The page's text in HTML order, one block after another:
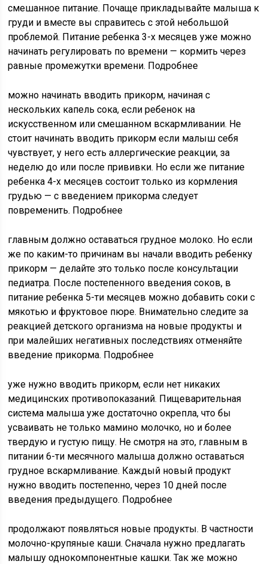
смешанное питание. Почаще прикладывайте малыша к
груди и вместе вы справитесь с этой небольшой
проблемой. Питание ребенка 3-х месяцев уже можно
начинать регулировать по времени — кормить через
равные промежутки времени. Подробнее
можно начинать вводить прикорм, начиная с
нескольких капель сока, если ребенок на
искусственном или смешанном вскармливании. Не
стоит начинать вводить прикорм если малыш себя
чувствует, у него есть аллергические реакции, за
неделю до или после прививки. Но если же питание
ребенка 4-х месяцев состоит только из кормления
грудью — с введением прикорма следует
повременить. Подробнее
главным должно оставаться грудное молоко. Но если
же по каким-то причинам вы начали вводить ребенку
прикорм — делайте это только после консультации
педиатра. После постепенного введения соков, в
питание ребенка 5-ти месяцев можно добавить соки с
мякотью и фруктовое пюре. Внимательно следите за
реакцией детского организма на новые продукты и
при малейших негативных последствиях отменяйте
введение прикорма. Подробнее
уже нужно вводить прикорм, если нет никаких
медицинских противопоказаний. Пищеварительная
система малыша уже достаточно окрепла, что бы
усваивать не только мамино молочко, но и более
твердую и густую пищу. Не смотря на это, главным в
питании 6-ти месячного малыша должно оставаться
грудное вскармливание. Каждый новый продукт
нужно вводить постепенно, через 10 дней после
введения предыдущего. Подробнее
продолжают появляться новые продукты. В частности
молочно-крупяные каши. Сначала нужно предлагать
малышу однокомпонентные кашки. Так же можно